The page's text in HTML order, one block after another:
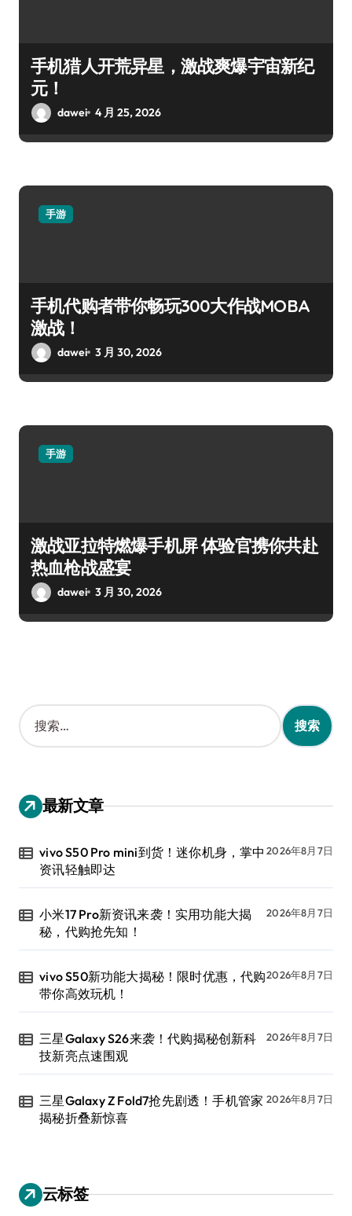
手机猎人开荒异星，激战爽爆宇宙新纪
元！
dawei 4 月 25, 2026
手游
手机代购者带你畅玩300大作战MOBA
激战！
dawei 3 月 30, 2026
手游
激战亚拉特燃爆手机屏 体验官携你共赴
热血枪战盛宴
dawei 3 月 30, 2026
搜
索
：
最新文章
vivo S50 Pro mini到货！迷你机身，掌中
资讯轻触即达
2026年8月7日
小米17 Pro新资讯来袭！实用功能大揭
秘，代购抢先知！
2026年8月7日
vivo S50新功能大揭秘！限时优惠，代购
带你高效玩机！
2026年8月7日
三星Galaxy S26来袭！代购揭秘创新科
技新亮点速围观
2026年8月7日
三星Galaxy Z Fold7抢先剧透！手机管家
揭秘折叠新惊喜
2026年8月7日
云标签